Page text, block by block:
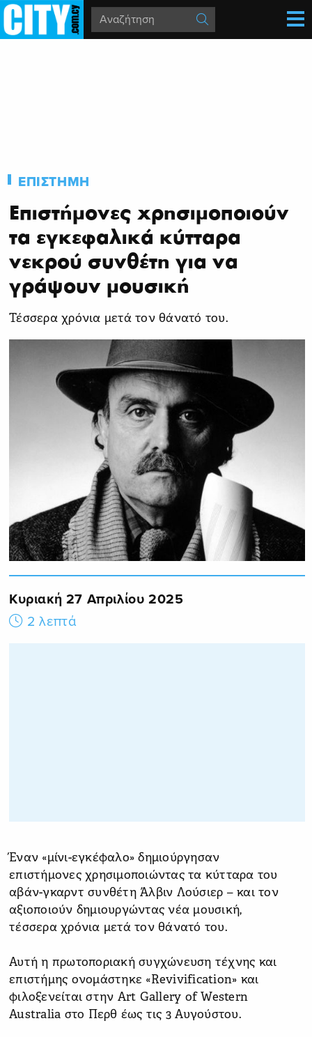
ΕΠΙΣΤΗΜΗ
Επιστήμονες χρησιμοποιούν
τα εγκεφαλικά κύτταρα
νεκρού συνθέτη για να
γράψουν μουσική
Τέσσερα χρόνια μετά τον θάνατό του.
Κυριακή 27 Απριλίου 2025
2 λεπτά
Έναν «μίνι-εγκέφαλο» δημιούργησαν
επιστήμονες χρησιμοποιώντας τα κύτταρα του
αβάν-γκαρντ συνθέτη Άλβιν Λούσιερ – και τον
αξιοποιούν δημιουργώντας νέα μουσική,
τέσσερα χρόνια μετά τον θάνατό του.
Αυτή η πρωτοποριακή συγχώνευση τέχνης και
επιστήμης ονομάστηκε «Revivification» και
φιλοξενείται στην Art Gallery of Western
Australia στο Περθ έως τις 3 Αυγούστου.